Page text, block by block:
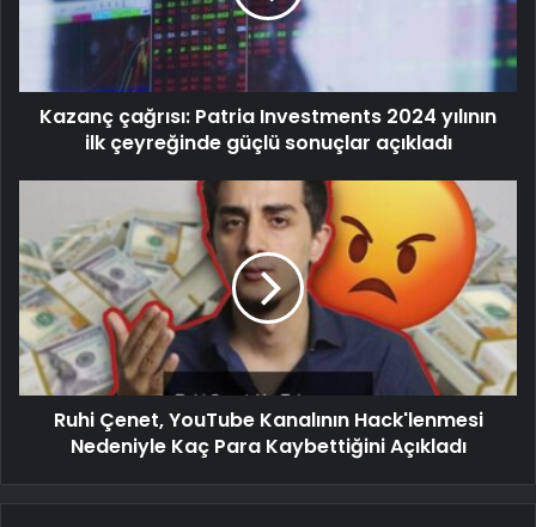
Kazanç çağrısı: Patria Investments 2024 yılının
ilk çeyreğinde güçlü sonuçlar açıkladı
Ruhi Çenet, YouTube Kanalının Hack'lenmesi
Nedeniyle Kaç Para Kaybettiğini Açıkladı